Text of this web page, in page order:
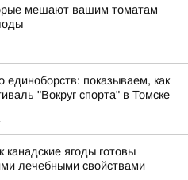
мешают вашим томатам
показываем, как
"Вокруг спорта" в Томске
канадские ягоды готовы
лечебными свойствами